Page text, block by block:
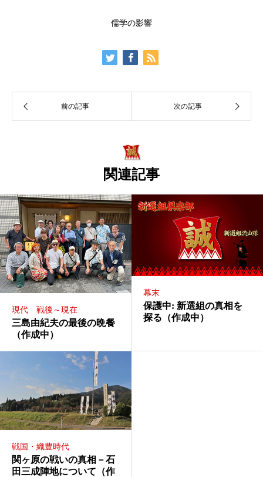
儒学の影響
関連記事
現代 戦後～現在
三島由紀夫の最後の晩餐
（作成中）
幕末
保護中: 新選組の真相を
探る（作成中）
戦国・織豊時代
関ヶ原の戦いの真相－石
田三成陣地について（作